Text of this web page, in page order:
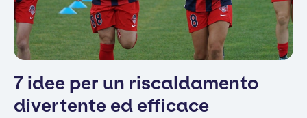
7 idee per un riscaldamento
divertente ed efficace